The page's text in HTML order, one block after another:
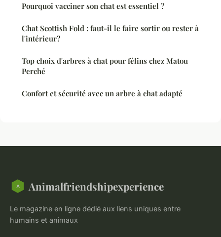
Pourquoi vacciner son chat est essentiel ?
Chat Scottish Fold : faut-il le faire sortir ou rester à
l'intérieur?
Top choix d'arbres à chat pour félins chez Matou
Perché
Confort et sécurité avec un arbre à chat adapté
Animalfriendshipexperience
Le magazine en ligne dédié aux liens uniques entre
humains et animaux